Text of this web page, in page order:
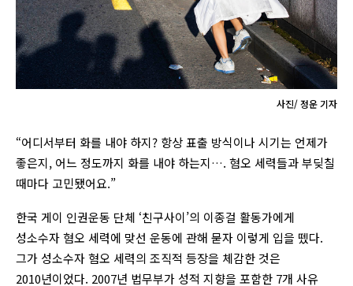
사진/ 정운 기자
“어디서부터 화를 내야 하지? 항상 표출 방식이나 시기는 언제가
좋은지, 어느 정도까지 화를 내야 하는지…. 혐오 세력들과 부딪칠
때마다 고민됐어요.”
한국 게이 인권운동 단체 ‘친구사이’의 이종걸 활동가에게
성소수자 혐오 세력에 맞선 운동에 관해 묻자 이렇게 입을 뗐다.
그가 성소수자 혐오 세력의 조직적 등장을 체감한 것은
2010년이었다. 2007년 법무부가 성적 지향을 포함한 7개 사유